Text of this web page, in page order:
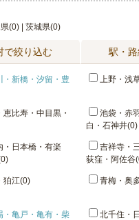
(0) | 茨城県(0)
で絞り込む 駅・
・新橋・汐留・豊
上野・浅
比寿・中目黒・
池袋・赤
白・石神井(0)
・日本橋・有楽
吉祥寺・
荻窪・阿佐谷
狛江(0) 青梅・奥
・亀戸・亀有・柴
北千住・